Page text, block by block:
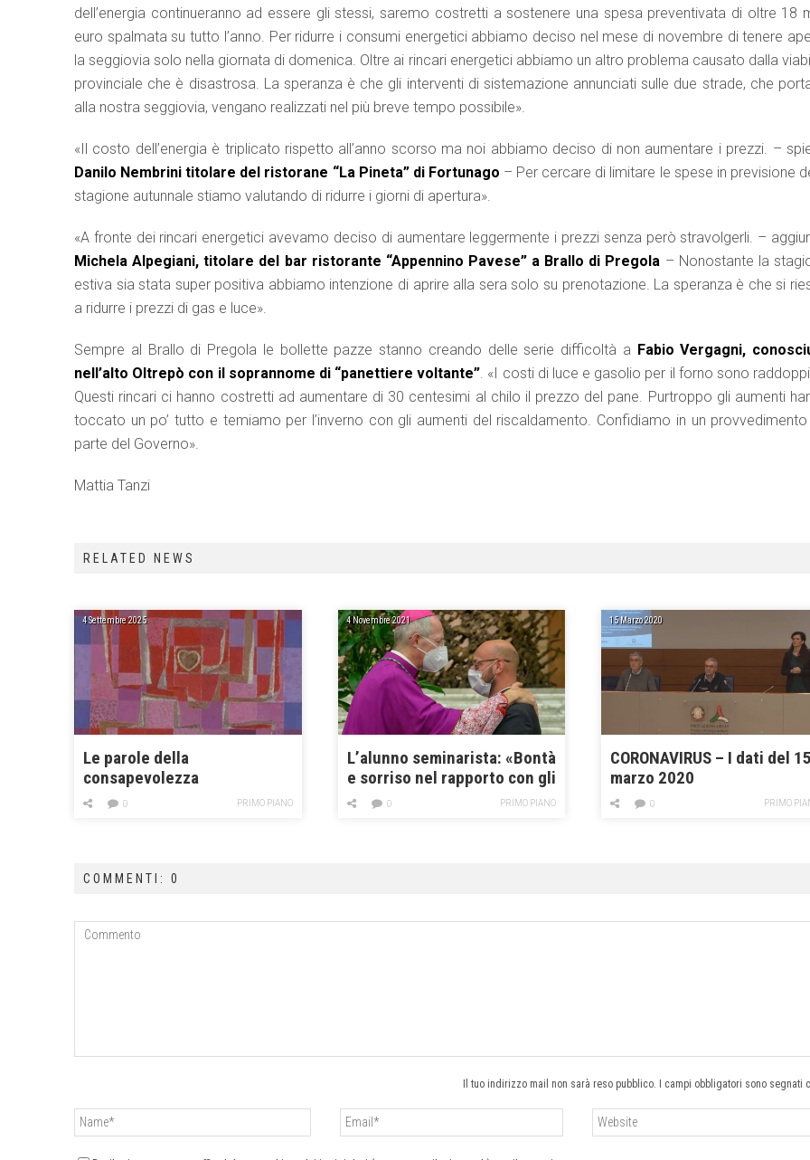
dell’energia continueranno ad essere gli stessi, saremo costretti a sostenere una spesa preventivata di oltre 18
euro spalmata su tutto l’anno. Per ridurre i consumi energetici abbiamo deciso nel mese di novembre di tenere
la seggiovia solo nella giornata di domenica. Oltre ai rincari energetici abbiamo un altro problema causato dalla
provinciale che è disastrosa. La speranza è che gli interventi di sistemazione annunciati sulle due strade, che
alla nostra seggiovia, vengano realizzati nel più breve tempo possibile».
«Il costo dell’energia è triplicato rispetto all’anno scorso ma noi abbiamo deciso di non aumentare i prezzi. –
Danilo Nembrini titolare del ristorane “La Pineta” di Fortunago – Per cercare di limitare le spese in previsione
stagione autunnale stiamo valutando di ridurre i giorni di apertura».
«A fronte dei rincari energetici avevamo deciso di aumentare leggermente i prezzi senza però stravolgerli. –
Michela Alpegiani, titolare del bar ristorante “Appennino Pavese” a Brallo di Pregola – Nonostante la
estiva sia stata super positiva abbiamo intenzione di aprire alla sera solo su prenotazione. La speranza è che si
a ridurre i prezzi di gas e luce».
Sempre al Brallo di Pregola le bollette pazze stanno creando delle serie difficoltà a Fabio Vergagni,
nell’alto Oltrepò con il soprannome di “panettiere voltante”. «I costi di luce e gasolio per il forno sono
Questi rincari ci hanno costretti ad aumentare di 30 centesimi al chilo il prezzo del pane. Purtroppo gli aumenti
toccato un po’ tutto e temiamo per l’inverno con gli aumenti del riscaldamento. Confidiamo in un
parte del Governo».
Mattia Tanzi
RELATED NEWS
4 Settembre 2025
Le parole della
consapevolezza
PRIMO PIANO
0
4 Novembre 2021
L’alunno seminarista: «Bontà
e sorriso nel rapporto con gli
altri»
PRIMO PIANO
0
15 Marzo 2020
CORONAVIRUS – I dati del
marzo 2020
PRIMO
0
COMMENTI: 0
Il tuo indirizzo mail non sarà reso pubblico. I campi obbligatori sono segnati